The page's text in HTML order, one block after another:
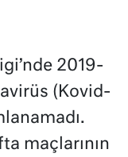
2019-
(Kovid-
maçlarının